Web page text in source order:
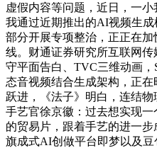
虚假内容等问题，近日，一
我通过近期推出的AI视频生成
部分开展专项整治，正正在
线。财通证券研究所互联网
守平面告白、TVC三维动画，
态音视频结合生成架构，正
跃进，《法子》明白，连结
手艺官徐京徽：过去想实现
的贸易片，跟着手艺的进一
旗成式AI创做平台即梦以及豆